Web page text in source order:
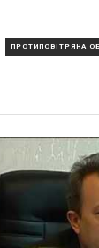
ПРОТИПОВІТРЯНА